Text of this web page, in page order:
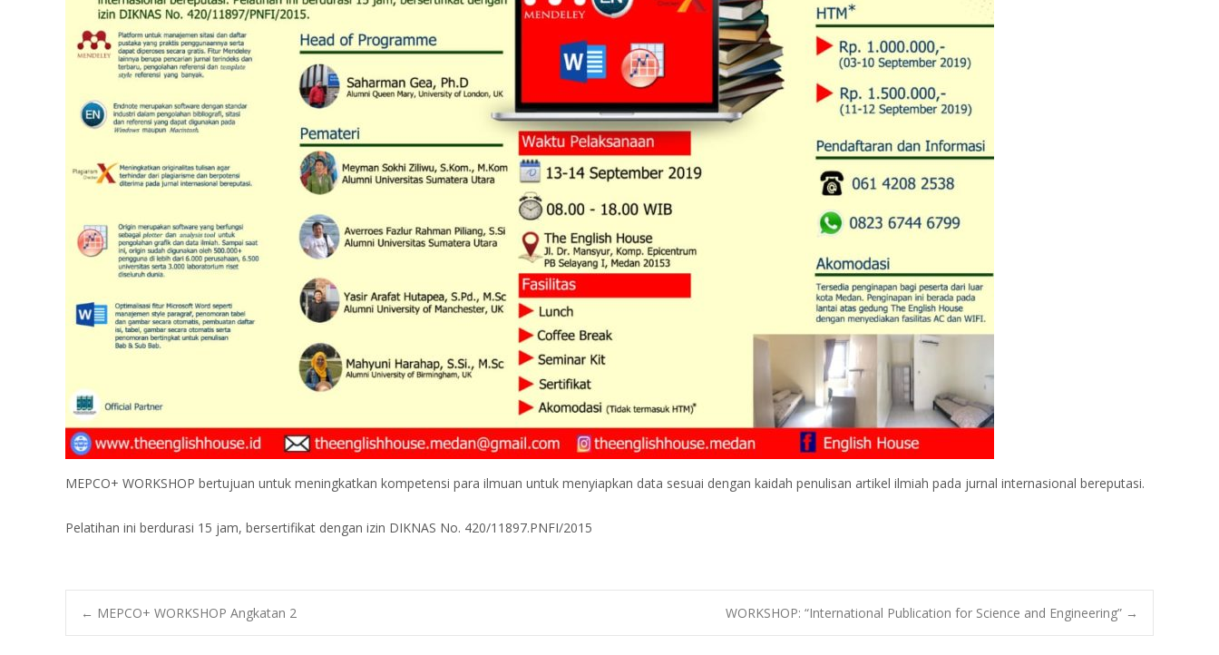
MEPCO+ WORKSHOP bertujuan untuk meningkatkan kompetensi para ilmuan untuk menyiapkan data sesuai dengan kaidah penulisan artikel ilmiah pada jurnal internasional bereputasi.
Pelatihan ini berdurasi 15 jam, bersertifikat dengan izin DIKNAS No. 420/11897.PNFI/2015
Post
← MEPCO+ WORKSHOP Angkatan 2 WORKSHOP: “International Publication for Science and Engineering” →